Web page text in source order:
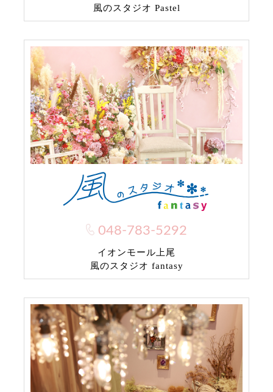
風のスタジオ Pastel
048-783-5292
イオンモール上尾
風のスタジオ fantasy